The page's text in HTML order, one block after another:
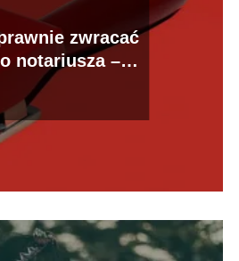
zwracać
notariusza –
dla klientów